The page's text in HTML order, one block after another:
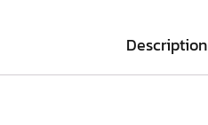
Description